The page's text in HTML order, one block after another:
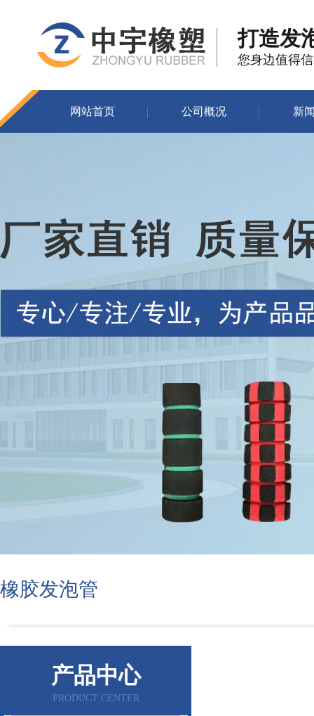
打造发
您身边值得
网站首页 公司概况 新
橡胶发泡管
产品中心
PRODUCT CENTER